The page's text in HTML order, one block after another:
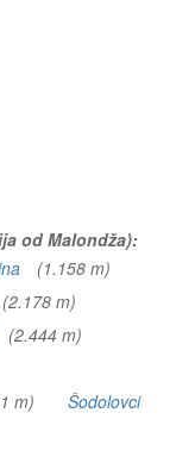
od Malondža):
(1.158 m)
(2.178 m)
(2.444 m)
m)
Šodolovci